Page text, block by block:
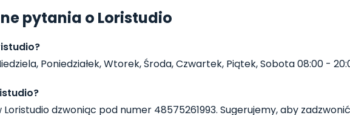
pytania o Loristudio
Poniedziałek, Wtorek, Środa, Czwartek, Piątek, Sobota 08:00 -
dzwoniąc pod numer 48575261993. Sugerujemy, aby